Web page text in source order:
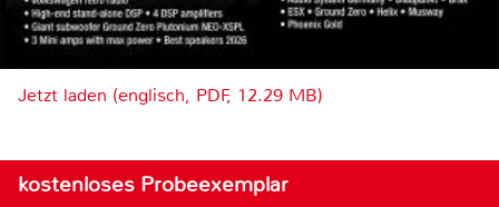
Jetzt laden (englisch, PDF, 12.29 MB)
kostenloses Probeexemplar